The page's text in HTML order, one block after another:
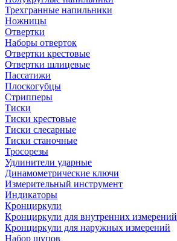
Трехгранные напильники
Ножницы
Отвертки
Наборы отверток
Отвертки крестовые
Отвертки шлицевые
Пассатижи
Плоскогубцы
Стрипперы
Тиски
Тиски крестовые
Тиски слесарные
Тиски станочные
Тросорезы
Удлинители ударные
Динамометрические ключи
Измерительный инструмент
Индикаторы
Кронциркули
Кронциркули для внутренних измерений
Кронциркули для наружных измерений
Набор щупов